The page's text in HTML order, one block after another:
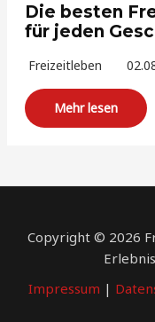
Die besten
für jeden
Freizeitleben
Mehr lesen
Copyright © 2026
Impressum |